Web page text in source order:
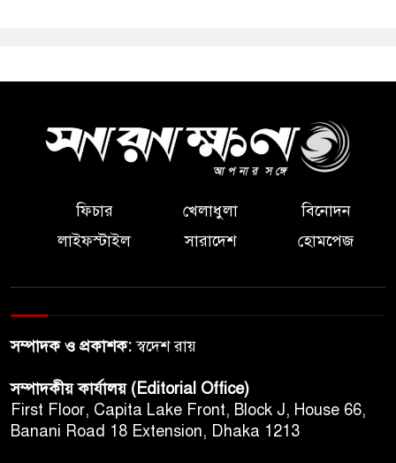
ফিচার খেলাধুলা
বিনোদন
লাইফস্টাইল
সারাদেশ হোমপেজ
সম্পাদক ও প্রকাশক:স্বদেশ রায়
সম্পাদকীয় কার্যালয় (Editorial Office)
First Floor, Capita Lake Front, Block J, House 66,
Banani Road 18 Extension, Dhaka 1213